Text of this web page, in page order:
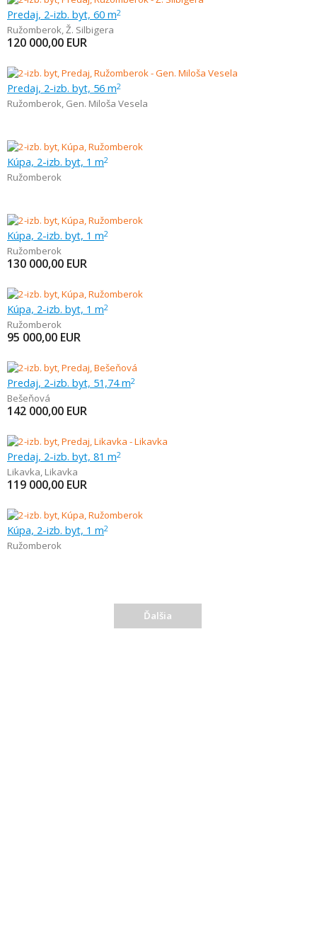
Predaj, 2-izb. byt, 60 m2
Ružomberok,Ž. Silbigera
120 000,00 EUR
Predaj, 2-izb. byt, 56 m2
Ružomberok, Gen. Miloša Vesela
Kúpa, 2-izb. byt, 1 m2
Ružomberok
Kúpa, 2-izb. byt, 1 m2
Ružomberok
130 000,00 EUR
Kúpa, 2-izb. byt, 1 m2
Ružomberok
95 000,00 EUR
Predaj, 2-izb. byt, 51,74 m2
Bešeňová
142 000,00 EUR
Predaj, 2-izb. byt, 81 m2
Likavka, Likavka
119 000,00 EUR
Kúpa, 2-izb. byt, 1 m2
Ružomberok
Ďalšia